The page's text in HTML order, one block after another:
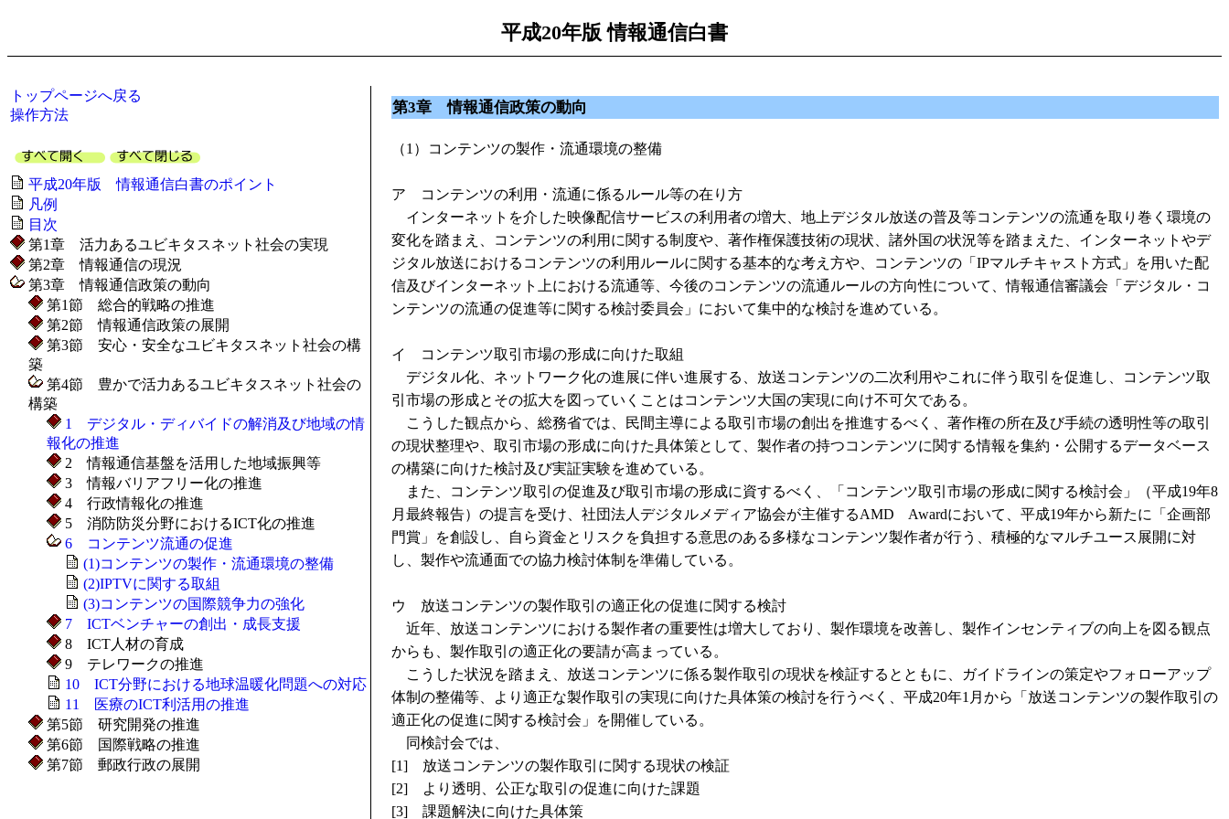
平成20年版 情報通信白書
トップページへ戻る
操作方法
平成20年版 情報通信白書のポイント
凡例
目次
第1章 活力あるユビキタスネット社会の実現
第2章 情報通信の現況
第3章 情報通信政策の動向
第1節 総合的戦略の推進
第2節 情報通信政策の展開
第3節 安心・安全なユビキタスネット社会の構
築
第4節 豊かで活力あるユビキタスネット社会の
構築
1 デジタル・ディバイドの解消及び地域の情
報化の推進
2 情報通信基盤を活用した地域振興等
3 情報バリアフリー化の推進
4 行政情報化の推進
5 消防防災分野におけるICT化の推進
6 コンテンツ流通の促進
(1)コンテンツの製作・流通環境の整備
(2)IPTVに関する取組
(3)コンテンツの国際競争力の強化
7 ICTベンチャーの創出・成長支援
8 ICT人材の育成
9 テレワークの推進
10 ICT分野における地球温暖化問題への対応
11 医療のICT利活用の推進
第5節 研究開発の推進
第6節 国際戦略の推進
第7節 郵政行政の展開
第3章 情報通信政策の動向
（1）コンテンツの製作・流通環境の整備
ア コンテンツの利用・流通に係るルール等の在り方
インターネットを介した映像配信サービスの利用者の増大、地上デジタル放送の普及等コンテンツの流通を取り巻く環境の
変化を踏まえ、コンテンツの利用に関する制度や、著作権保護技術の現状、諸外国の状況等を踏まえた、インターネットやデ
ジタル放送におけるコンテンツの利用ルールに関する基本的な考え方や、コンテンツの「IPマルチキャスト方式」を用いた配
信及びインターネット上における流通等、今後のコンテンツの流通ルールの方向性について、情報通信審議会「デジタル・コ
ンテンツの流通の促進等に関する検討委員会」において集中的な検討を進めている。
イ コンテンツ取引市場の形成に向けた取組
デジタル化、ネットワーク化の進展に伴い進展する、放送コンテンツの二次利用やこれに伴う取引を促進し、コンテンツ取
引市場の形成とその拡大を図っていくことはコンテンツ大国の実現に向け不可欠である。
こうした観点から、総務省では、民間主導による取引市場の創出を推進するべく、著作権の所在及び手続の透明性等の取引
の現状整理や、取引市場の形成に向けた具体策として、製作者の持つコンテンツに関する情報を集約・公開するデータベース
の構築に向けた検討及び実証実験を進めている。
また、コンテンツ取引の促進及び取引市場の形成に資するべく、「コンテンツ取引市場の形成に関する検討会」（平成19年8
月最終報告）の提言を受け、社団法人デジタルメディア協会が主催するAMD Awardにおいて、平成19年から新たに「企画部
門賞」を創設し、自ら資金とリスクを負担する意思のある多様なコンテンツ製作者が行う、積極的なマルチユース展開に対
し、製作や流通面での協力検討体制を準備している。
ウ 放送コンテンツの製作取引の適正化の促進に関する検討
近年、放送コンテンツにおける製作者の重要性は増大しており、製作環境を改善し、製作インセンティブの向上を図る観点
からも、製作取引の適正化の要請が高まっている。
こうした状況を踏まえ、放送コンテンツに係る製作取引の現状を検証するとともに、ガイドラインの策定やフォローアップ
体制の整備等、より適正な製作取引の実現に向けた具体策の検討を行うべく、平成20年1月から「放送コンテンツの製作取引の
適正化の促進に関する検討会」を開催している。
同検討会では、
[1] 放送コンテンツの製作取引に関する現状の検証
[2] より透明、公正な取引の促進に向けた課題
[3] 課題解決に向けた具体策